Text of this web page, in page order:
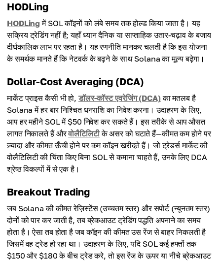
HODLing
HODLing में SOL कॉइनों को लंबे समय तक होल्ड किया जाता है। यह
सक्रिय ट्रेडिंग नहीं है; यहाँ ध्यान दैनिक या साप्ताहिक उतार-चढ़ाव के बजाय
दीर्घकालिक लाभ पर रहता है। यह रणनीति मानकर चलती है कि इस योजना
के समर्थक मानते हैं कि नेटवर्क के बढ़ने के साथ Solana का मूल्य बढ़ेगा।
Dollar-Cost Averaging (DCA)
मार्केट प्राइस कैसी भी हो,डॉलर-कॉस्ट एवरेजिंग (DCA) का मतलब है
Solana में हर बार निश्चित धनराशि का निवेश करना। उदाहरण के लिए,
आप हर महीने SOL में $50 निवेश कर सकते हैं। इस तरीके से आप औसत
लागत निकालते हैं औरवोलैटिलिटीके असर को घटाते हैं—कीमत कम होने पर
ज़्यादा और कीमत ऊँची होने पर कम कॉइन खरीदते हैं। जो ट्रेडर्स मार्केट की
वोलैटिलिटी की चिंता किए बिना SOL से कमाना चाहते हैं, उनके लिए DCA
श्रेष्ठ विकल्पों में से एक है।
Breakout Trading
जब Solana की कीमत रेज़िस्टेंस (उच्चतम स्तर) और सपोर्ट (न्यूनतम स्तर)
दोनों को पार कर जाती है, तब ब्रेकआउट ट्रेडिंग पद्धति अपनाने का समय
होता है। ऐसा तब होता है जब कॉइन की कीमत उस रेंज से बाहर निकलती है
जिसमें वह ट्रेड हो रहा था। उदाहरण के लिए, यदि SOL कई हफ्तों तक
$150 और $180 के बीच ट्रेड करे, तो इस रेंज के ऊपर या नीचे ब्रेकआउट